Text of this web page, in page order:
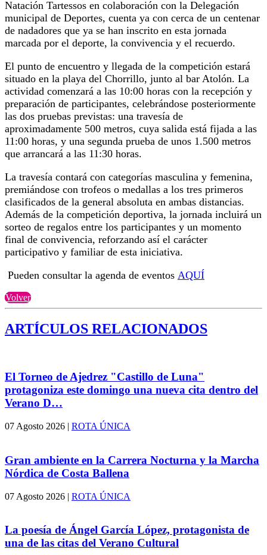
Natación Tartessos en colaboración con la Delegación
municipal de Deportes, cuenta ya con cerca de un centenar
de nadadores que ya se han inscrito en esta jornada
marcada por el deporte, la convivencia y el recuerdo.
El punto de encuentro y llegada de la competición estará
situado en la playa del Chorrillo, junto al bar Atolón. La
actividad comenzará a las 10:00 horas con la recepción y
preparación de participantes, celebrándose posteriormente
las dos pruebas previstas: una travesía de
aproximadamente 500 metros, cuya salida está fijada a las
11:00 horas, y una segunda prueba de unos 1.500 metros
que arrancará a las 11:30 horas.
La travesía contará con categorías masculina y femenina,
premiándose con trofeos o medallas a los tres primeros
clasificados de la general absoluta en ambas distancias.
Además de la competición deportiva, la jornada incluirá un
sorteo de regalos entre los participantes y un momento
final de convivencia, reforzando así el carácter
participativo y familiar de esta iniciativa.
Pueden consultar la agenda de eventos AQUÍ
Volver
ARTÍCULOS RELACIONADOS
El Torneo de Ajedrez "Castillo de Luna"
protagoniza este domingo una nueva cita dentro del
Verano D…
07 Agosto 2026 | ROTA ÚNICA
Gran ambiente en la Carrera Nocturna y la Marcha
Nórdica de Costa Ballena
07 Agosto 2026 | ROTA ÚNICA
La poesía de Ángel García López, protagonista de
una de las citas del Verano Cultural